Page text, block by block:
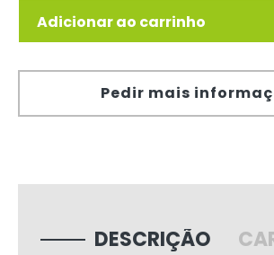
Adicionar ao carrinho
Pedir mais
DESCRIÇÃO